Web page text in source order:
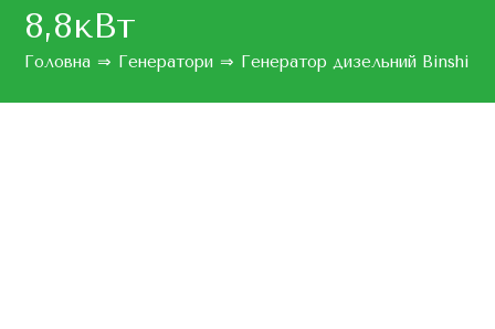
8,8кВт
Головна ⇒ Генератори ⇒ Генератор дизельний Binshi